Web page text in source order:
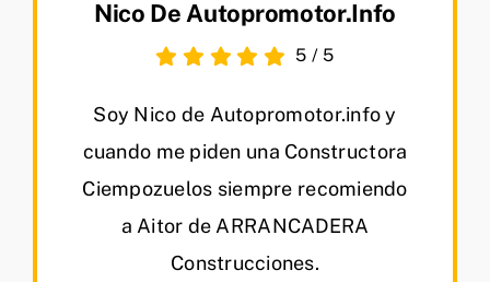
Nico De Autopromotor.info
5 / 5
Soy Nico de Autopromotor.info y
cuando me piden una Constructora
Ciempozuelos siempre recomiendo
a Aitor de ARRANCADERA
Construcciones.